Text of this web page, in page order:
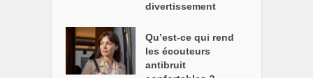
divertissement
Qu’est-ce qui rend
les écouteurs
antibruit